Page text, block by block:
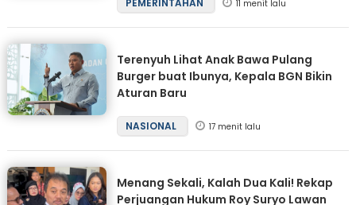
PEMERINTAHAN 11 menit lalu
Terenyuh Lihat Anak Bawa Pulang
Burger buat Ibunya, Kepala BGN Bikin
Aturan Baru
NASIONAL 17 menit lalu
Menang Sekali, Kalah Dua Kali! Rekap
Perjuangan Hukum Roy Suryo Lawan